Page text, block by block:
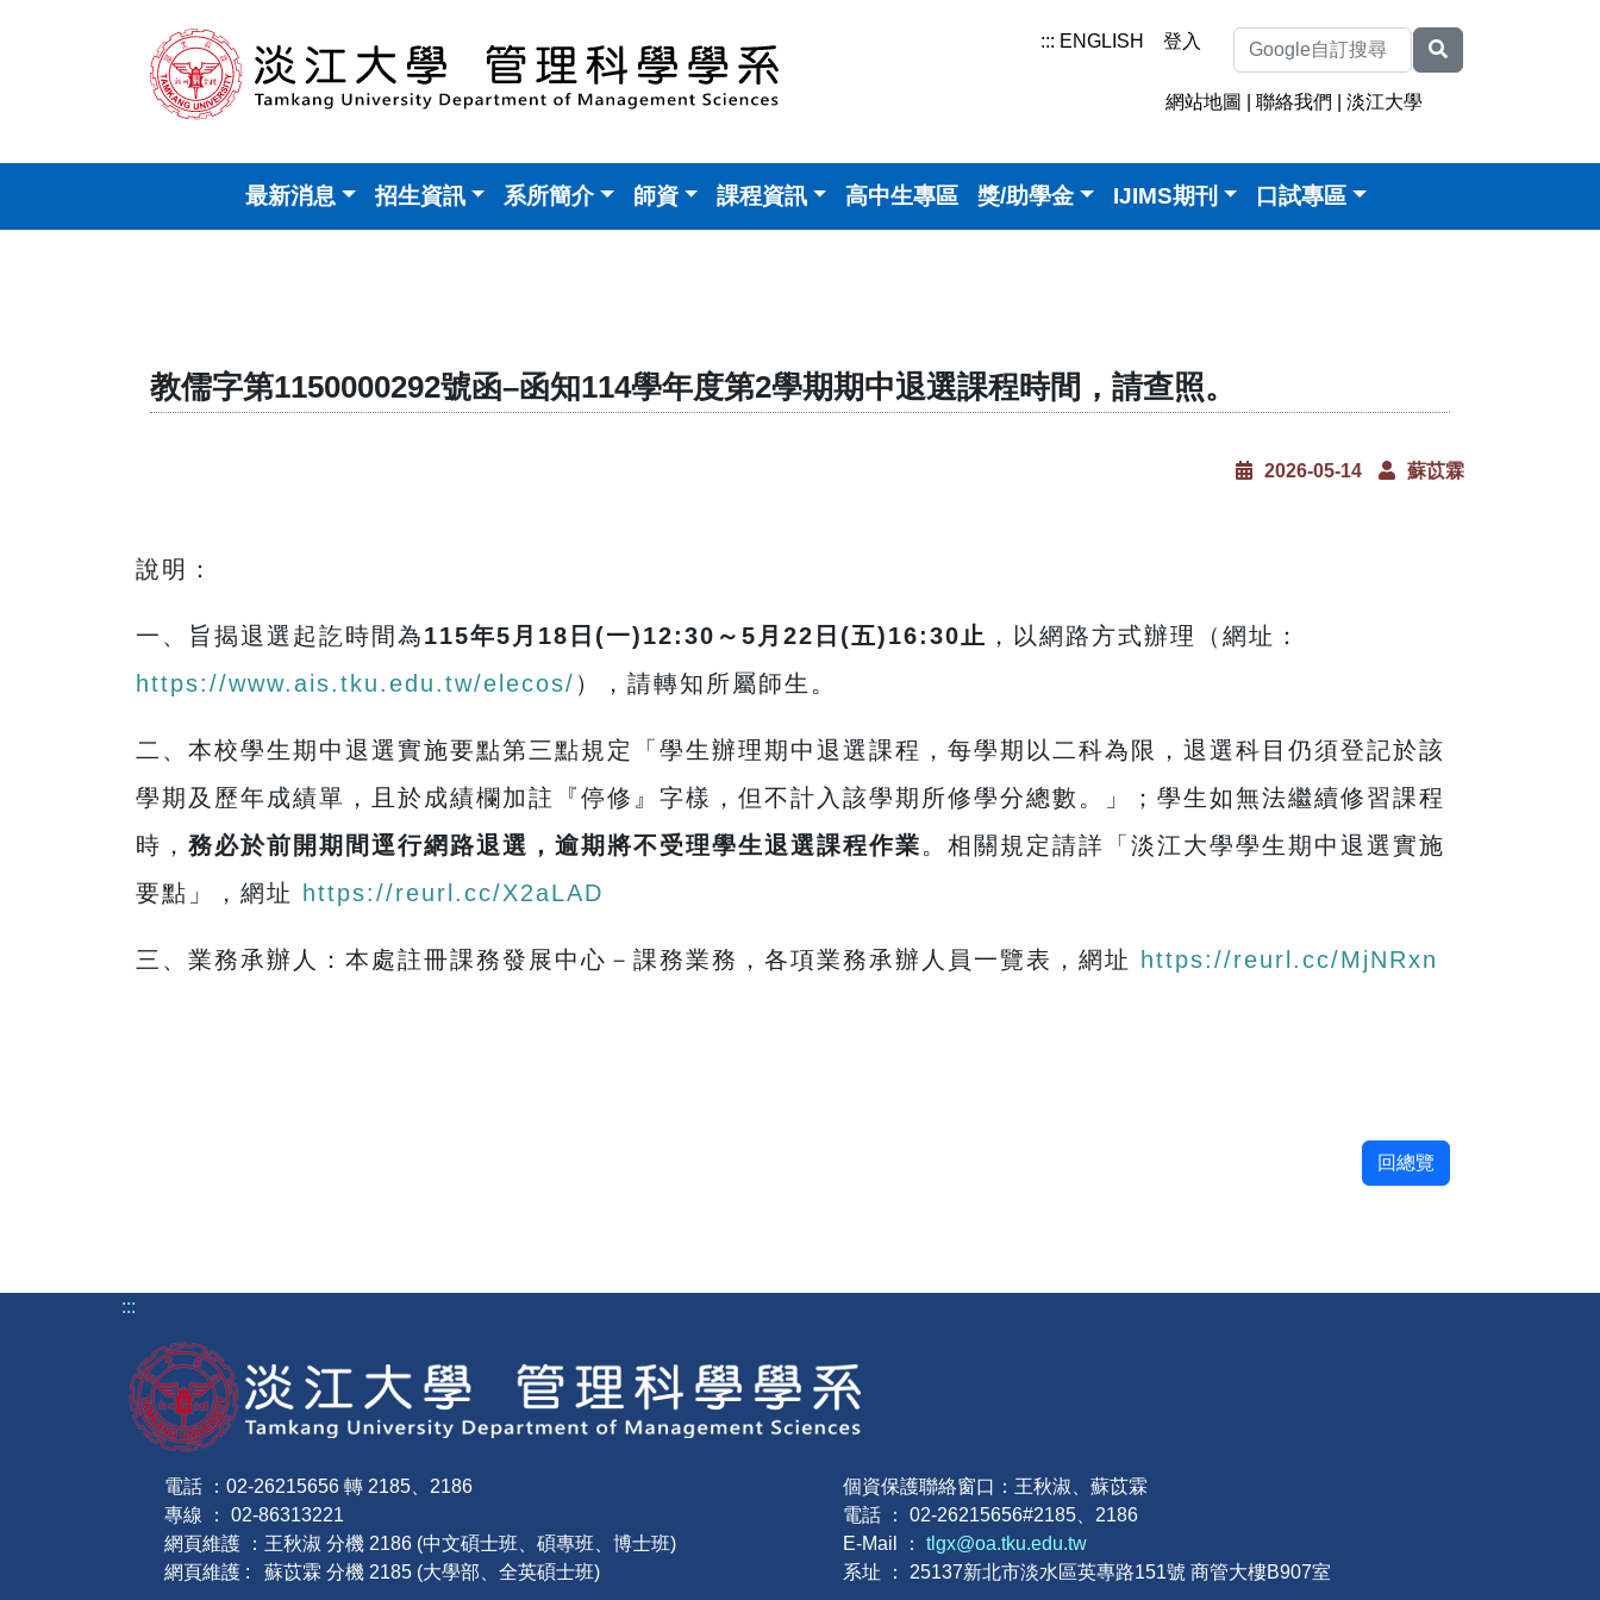
::: ENGLISH 登入
網站地圖 |聯絡我們 |淡江大學
最新消息 招生資訊 系所簡介 師資 課程資訊 高中生專區 獎/助學金 IJIMS期刊 口試專區
教儒字第1150000292號函–函知114學年度第2學期期中退選課程時間，請查照。
2026-05-14 蘇苡霖
說明：
一、旨揭退選起訖時間為115年5 月 18 日 (一)12:30 ～ 5 月 22 日 (五)16:30 止 ，以網路方式辦理（網址：
https://www.ais.tku.edu.tw/elecos/ ），請轉知所屬師生。
二、本校學生期中退選實施要點第三點規定「學生辦理期中退選課程，每學期以二科為限，退選科目仍須登記於該
學期及歷年成績單，且於成績欄加註『停修』字樣，但不計入該學期所修學分總數。」；學生如無法繼續修習課程
時， 務必於前開期間 逕行網路退選 ， 逾期將不受理學生退選課程作業。相關規定請詳「淡江大學學生期中退選實施
要點」，網址
https://reurl.cc/X2aLAD
三、業務承辦人：本處註冊課務發展中心－課務業務，各項業務承辦人員一覽表，網址 https://reurl.cc/MjNRxn
回總覽
:::
電話 ：02-26215656 轉 2185、2186
專線 ： 02-86313221
網頁維護 ：王秋淑 分機 2186 (中文碩士班、碩專班、博士班)
網頁維護 : 蘇苡霖 分機 2185 (大學部、全英碩士班)
個資保護聯絡窗口：王秋淑、蘇苡霖
電話 ： 02-26215656#2185、2186
E-Mail ： tlgx@oa.tku.edu.tw
系址 ： 25137新北市淡水區英專路151號 商管大樓B907室